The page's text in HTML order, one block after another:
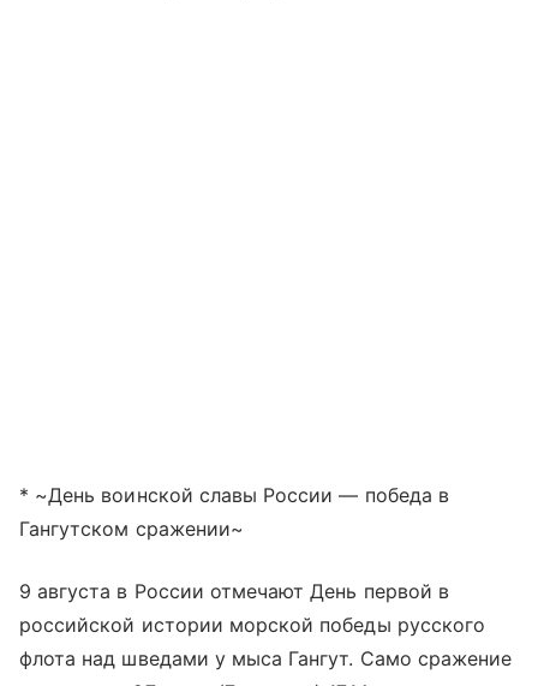
* ~День воинской славы России — победа в
Гангутском сражении~
9 августа в России отмечают День первой в
российской истории морской победы русского
флота над шведами у мыса Гангут. Само сражение